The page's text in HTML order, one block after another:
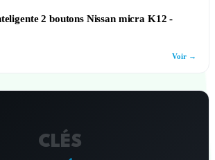
2 boutons Nissan micra K12 -
Voir →
CLÉS